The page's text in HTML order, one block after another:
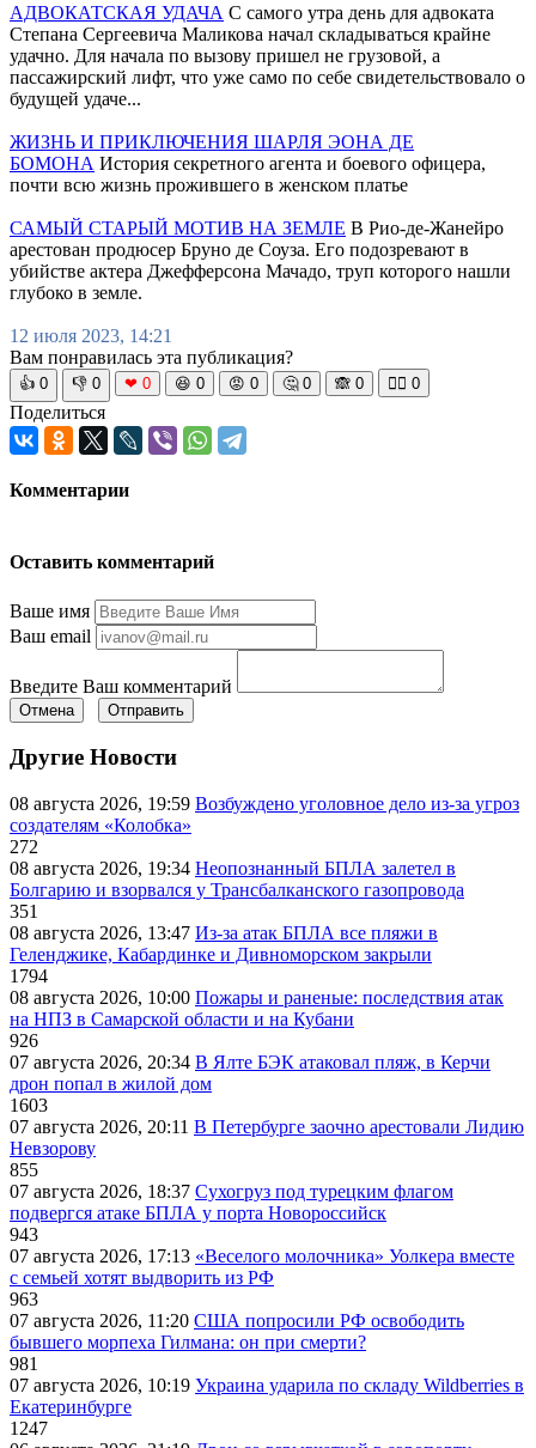
АДВОКАТСКАЯ УДАЧА С самого утра день для адвоката
Степана Сергеевича Маликова начал складываться крайне
удачно. Для начала по вызову пришел не грузовой, а
пассажирский лифт, что уже само по себе свидетельствовало о
будущей удаче...
ЖИЗНЬ И ПРИКЛЮЧЕНИЯ ШАРЛЯ ЭОНА ДЕ
БОМОНА История секретного агента и боевого офицера,
почти всю жизнь прожившего в женском платье
САМЫЙ СТАРЫЙ МОТИВ НА ЗЕМЛЕ В Рио-де-Жанейро
арестован продюсер Бруно де Соуза. Его подозревают в
убийстве актера Джефферсона Мачадо, труп которого нашли
глубоко в земле.
12 июля 2023, 14:21
Вам понравилась эта публикация?
👍 0 👎 0 ❤ 0 😆 0 😡 0 🤔 0 🙈 0 🧘‍♀️ 0
Поделиться
Комментарии
Оставить комментарий
Ваше имя
Ваш email
Введите Ваш комментарий
Отмена Отправить
Другие Новости
08 августа 2026, 19:59 Возбуждено уголовное дело из-за угроз
создателям «Колобка»
272
08 августа 2026, 19:34 Неопознанный БПЛА залетел в
Болгарию и взорвался у Трансбалканского газопровода
351
08 августа 2026, 13:47 Из-за атак БПЛА все пляжи в
Геленджике, Кабардинке и Дивноморском закрыли
1794
08 августа 2026, 10:00 Пожары и раненые: последствия атак
на НПЗ в Самарской области и на Кубани
926
07 августа 2026, 20:34 В Ялте БЭК атаковал пляж, в Керчи
дрон попал в жилой дом
1603
07 августа 2026, 20:11 В Петербурге заочно арестовали Лидию
Невзорову
855
07 августа 2026, 18:37 Сухогруз под турецким флагом
подвергся атаке БПЛА у порта Новороссийск
943
07 августа 2026, 17:13 «Веселого молочника» Уолкера вместе
с семьей хотят выдворить из РФ
963
07 августа 2026, 11:20 США попросили РФ освободить
бывшего морпеха Гилмана: он при смерти?
981
07 августа 2026, 10:19 Украина ударила по складу Wildberries в
Екатеринбурге
1247